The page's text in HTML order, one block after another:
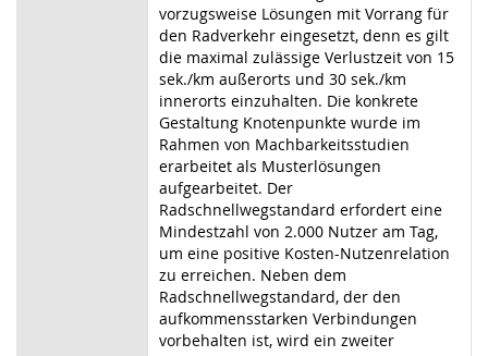
vorzugsweise Lösungen mit Vorrang für
den Radverkehr eingesetzt, denn es gilt
die maximal zulässige Verlustzeit von 15
sek./km außerorts und 30 sek./km
innerorts einzuhalten. Die konkrete
Gestaltung Knotenpunkte wurde im
Rahmen von Machbarkeitsstudien
erarbeitet als Musterlösungen
aufgearbeitet. Der
Radschnellwegstandard erfordert eine
Mindestzahl von 2.000 Nutzer am Tag,
um eine positive Kosten-Nutzenrelation
zu erreichen. Neben dem
Radschnellwegstandard, der den
aufkommensstarken Verbindungen
vorbehalten ist, wird ein zweiter